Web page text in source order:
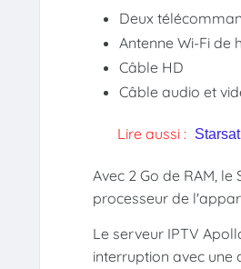
Deux
Antenne Wi-Fi de
Câble HD
Câble audio et
Lire aussi :
Avec 2 Go de RAM,
processeur de
Le serveur IPTV
interruption avec une